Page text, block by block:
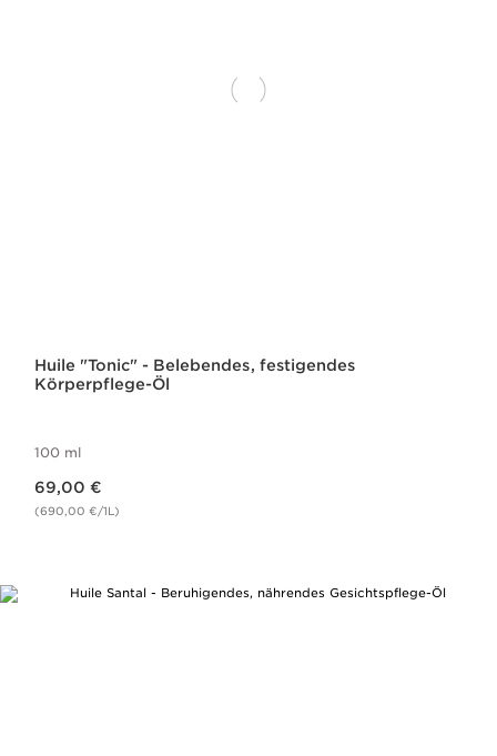
Huile "Tonic" - Belebendes, festigendes
Körperpflege-Öl
100 ml
69,00 €
(690,00 €/1L)